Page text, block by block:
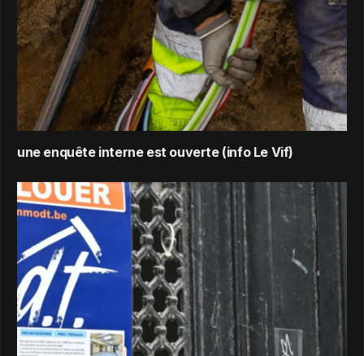
une enquête interne est ouverte (info Le Vif)